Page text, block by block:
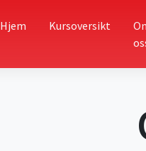
Hjem Kursoversikt